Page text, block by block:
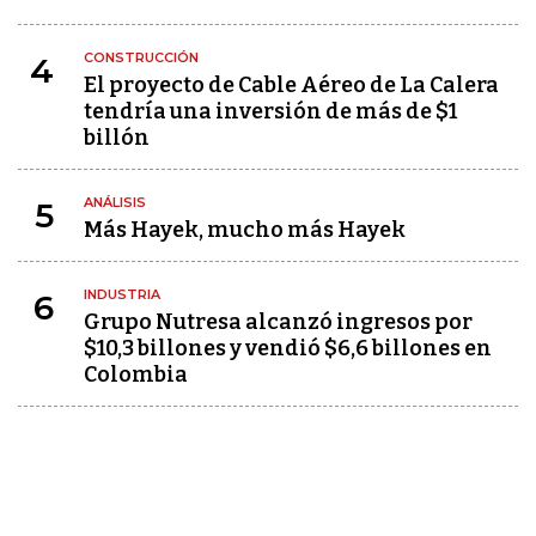
4 CONSTRUCCIÓN
El proyecto de Cable Aéreo de La Calera
tendría una inversión de más de $1
billón
5 ANÁLISIS
Más Hayek, mucho más Hayek
6 INDUSTRIA
Grupo Nutresa alcanzó ingresos por
$10,3 billones y vendió $6,6 billones en
Colombia